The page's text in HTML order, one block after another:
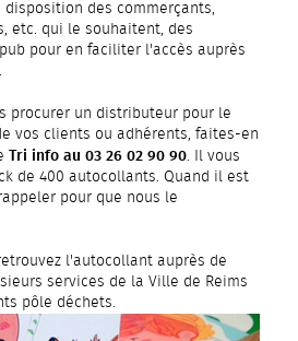
disposition des commerçants,
etc. qui le souhaitent, des
pour en faciliter l'accès auprès
procurer un distributeur pour le
vos clients ou adhérents, faites-en
Tri info au 03 26 02 90 90. Il vous
de 400 autocollants. Quand il est
pour que nous le
l'autocollant auprès de
services de la Ville de Reims
pôle déchets.